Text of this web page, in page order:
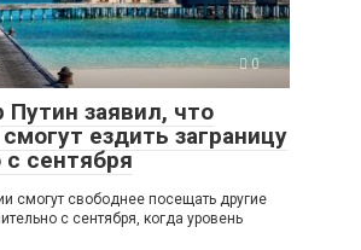
0
заявил, что
ездить заграницу
сентября
смогут свободнее посещать другие
с сентября, когда уровень